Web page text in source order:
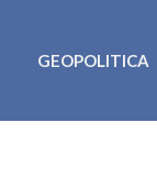
GEOPOLITICA